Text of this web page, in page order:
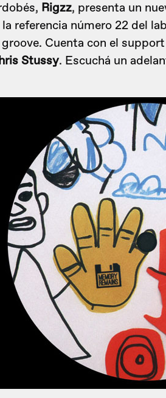
Rigzz, presenta un
la referencia número 22 del
Cuenta con el
Stussy. Escuchá un